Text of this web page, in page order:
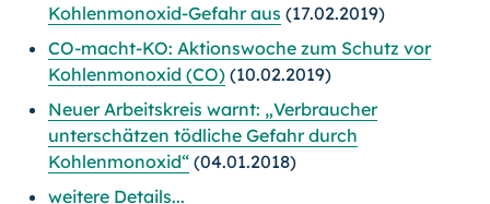
Kohlenmonoxid-Gefahr aus (17.02.2019)
CO-macht-KO: Aktionswoche zum Schutz vor
Kohlenmonoxid (CO) (10.02.2019)
Neuer Arbeitskreis warnt: „Verbraucher
unterschätzen tödliche Gefahr durch
Kohlenmonoxid“ (04.01.2018)
weitere Details...